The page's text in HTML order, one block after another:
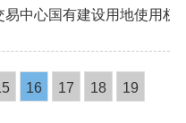
中心国有建设用地使用权
16 17 18 19